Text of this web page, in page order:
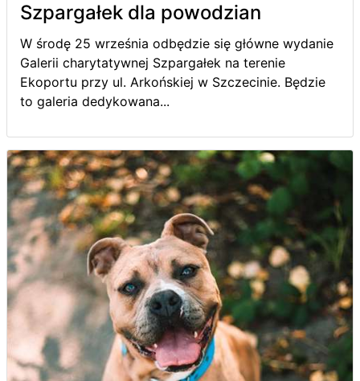
Szpargałek dla powodzian
W środę 25 września odbędzie się główne wydanie
Galerii charytatywnej Szpargałek na terenie
Ekoportu przy ul. Arkońskiej w Szczecinie. Będzie
to galeria dedykowana...